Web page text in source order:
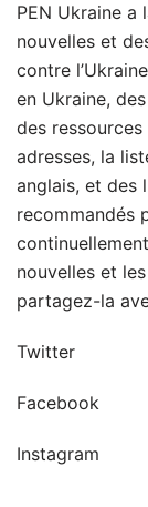
PEN Ukraine a
nouvelles et
contre
en Ukraine,
des
adresses, la
anglais, et des
recommandés
nouvelles et
partagez-la
Twitter
Facebook
Instagram